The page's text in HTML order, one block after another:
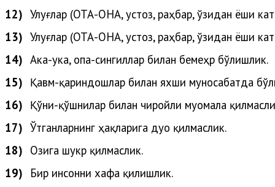
12) Улуғлар (ОТА-ОНА, устоз, раҳбар, ўзидан ёши
13) Улуғлар (ОТА-ОНА, устоз, раҳбар, ўзидан ёши
14) Ака-ука, опа-сингиллар билан бемеҳр бўлишлик.
15) Қавм-қариндошлар билан яхши муносабатда
16) Қўни-қўшнилар билан чиройли муомала
17) Ўтганларнинг ҳақларига дуо қилмаслик.
18) Озига шукр қилмаслик.
19)
Бир инсонни хафа қилишлик.